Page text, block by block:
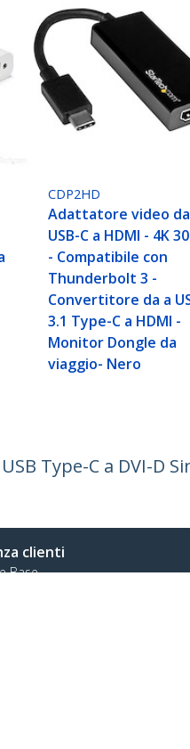
CDP2HD
Adattatore video da
USB-C a HDMI - 4K
- Compatibile con
Thunderbolt 3 -
Convertitore da a
3.1 Type-C a HDMI -
Monitor Dongle da
viaggio- Nero
Type-C a DVI-D
clienti
Base